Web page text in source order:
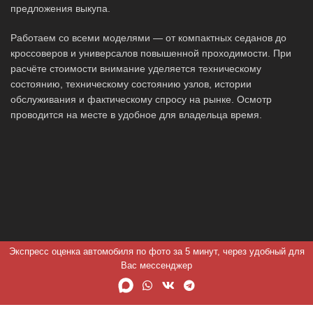
предложения выкупа.
Работаем со всеми моделями — от компактных седанов до
кроссоверов и универсалов повышенной проходимости. При
расчёте стоимости внимание уделяется техническому
состоянию, техническому состоянию узлов, истории
обслуживания и фактическому спросу на рынке. Осмотр
проводится на месте в удобное для владельца время.
Экспресс оценка автомобиля по фото за 5 минут, через удобный для
Вас мессенджер